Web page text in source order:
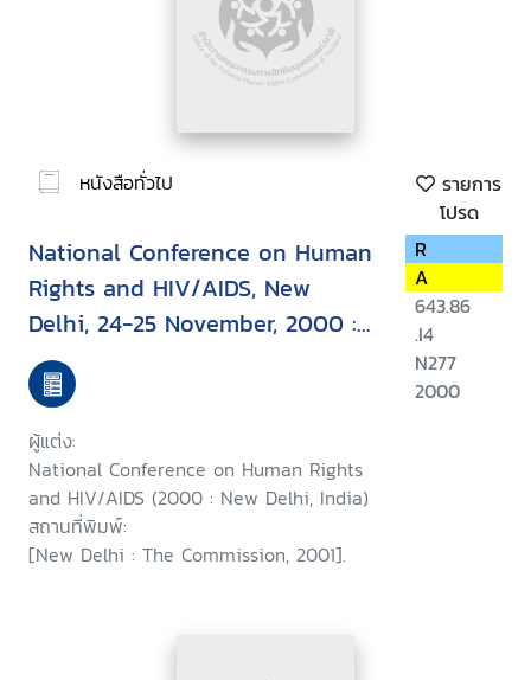
หนังสือทั่วไป
รายการ
โปรด
National Conference on Human
Rights and HIV/AIDS, New
Delhi, 24-25 November, 2000 :
report
ผู้แต่ง:
National Conference on Human Rights
and HIV/AIDS (2000 : New Delhi, India)
สถานที่พิมพ์:
[New Delhi : The Commission, 2001].
R
A
643.86
.I4
N277
2000